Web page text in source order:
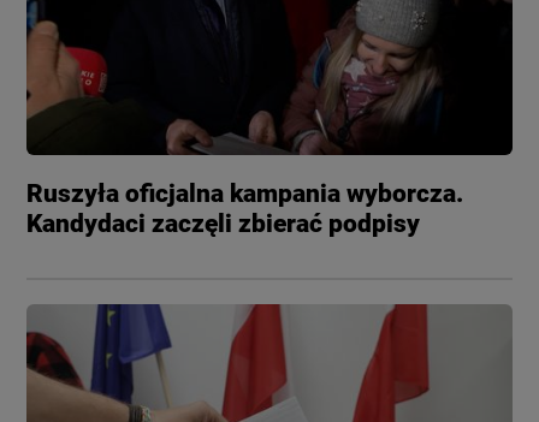
Ruszyła oficjalna kampania wyborcza.
Kandydaci zaczęli zbierać podpisy